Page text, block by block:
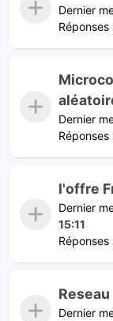
Dernier
Réponses
Dernier
Réponses
l'offre
Dernier
15:11
Réponses
Dernier